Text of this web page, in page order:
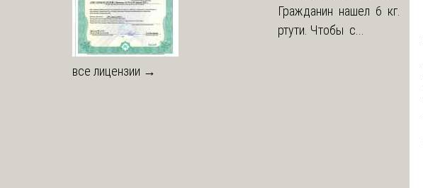
все лицензии →
Гражданин нашел 6 кг.
ртути. Чтобы с...